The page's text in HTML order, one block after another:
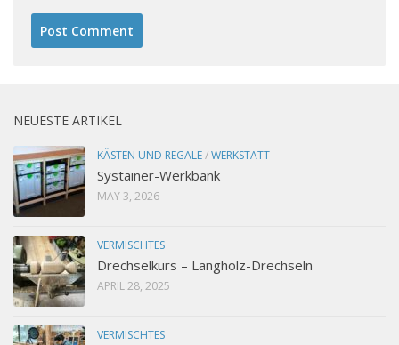
NEUESTE ARTIKEL
KÄSTEN UND REGALE/WERKSTATT
Systainer-Werkbank
MAY 3, 2026
VERMISCHTES
Drechselkurs – Langholz-Drechseln
APRIL 28, 2025
VERMISCHTES